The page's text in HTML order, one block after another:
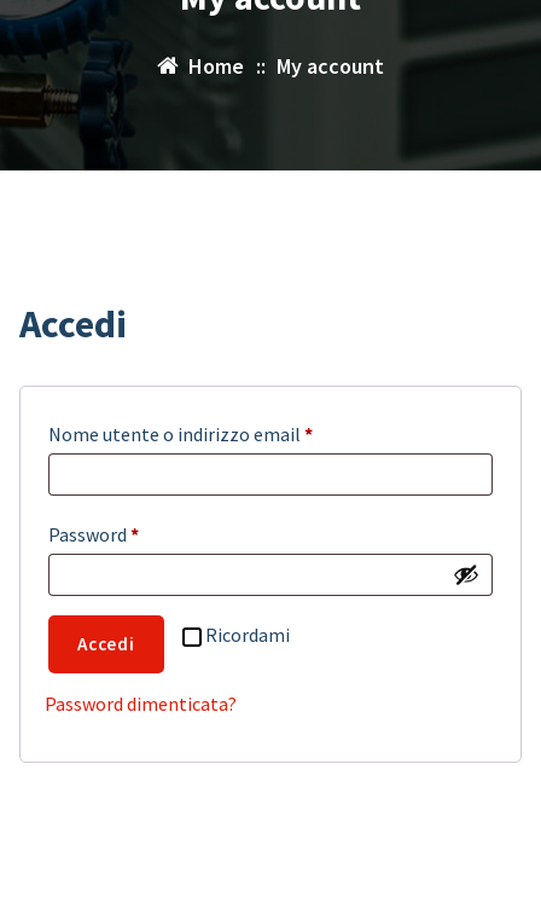
Home :: My account
Accedi
Nome utente o indirizzo email *Richiesto
Password *Richiesto
Ricordami
Accedi
Password dimenticata?